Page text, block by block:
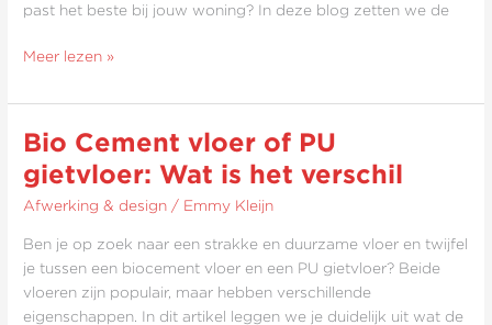
past het beste bij jouw woning? In deze blog zetten we de
Meer lezen »
Bio Cement vloer of PU
gietvloer: Wat is het verschil
Afwerking & design / Emmy Kleijn
Ben je op zoek naar een strakke en duurzame vloer en twijfel
je tussen een biocement vloer en een PU gietvloer? Beide
vloeren zijn populair, maar hebben verschillende
eigenschappen. In dit artikel leggen we je duidelijk uit wat de
Bio
Cement
vloer
of